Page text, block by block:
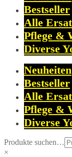
Bestseller
Alle
Pflege &
Diverse
Neuheiten
Bestseller
Alle
Pflege &
Diverse
Produkte suchen…
×